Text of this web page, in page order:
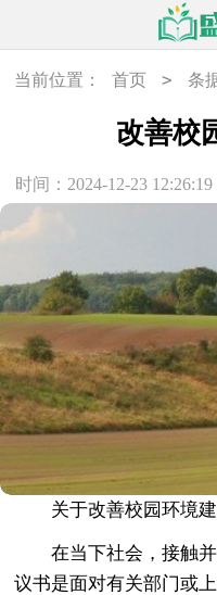
当前位置： 首页 > 条
改善校
时间：2024-12-23 12:26:19
关于改善校园环境
在当下社会，接触
议书是面对有关部门或